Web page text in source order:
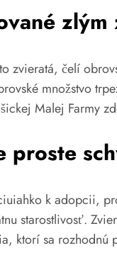
zvieratá, čelí
množstvo
Malej Farmy
proste
k adopcii,
starostlivosť.
ktorí sa rozhodnú